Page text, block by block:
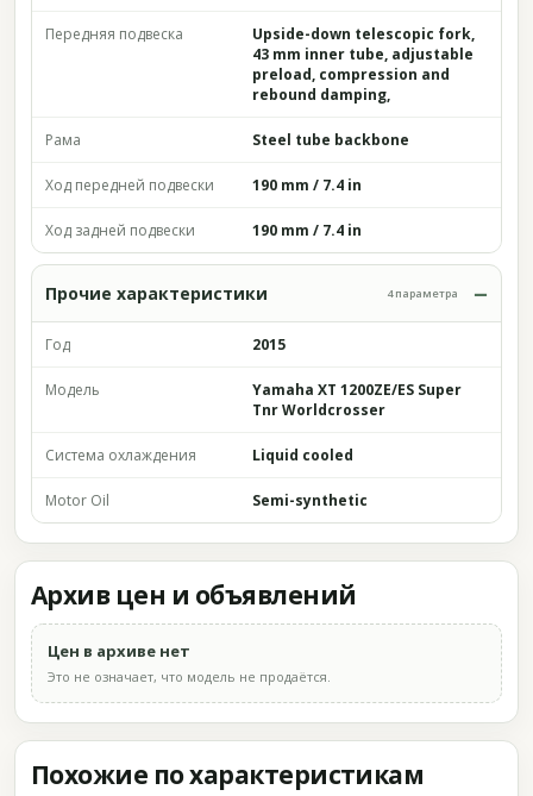
Передняя подвеска
Upside-down telescopic fork,
43 mm inner tube, adjustable
preload, compression and
rebound damping,
Рама Steel tube backbone
Ход передней подвески 190 mm / 7.4 in
Ход задней подвески 190 mm / 7.4 in
Прочие характеристики 4 параметра
Год 2015
Модель
Yamaha XT 1200ZE/ES Super
Tnr Worldcrosser
Система охлаждения Liquid cooled
Motor Oil Semi-synthetic
Архив цен и объявлений
Цен в архиве нет
Это не означает, что модель не продаётся.
Похожие по характеристикам